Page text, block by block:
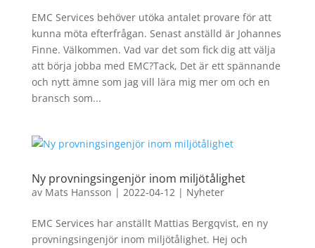
EMC Services behöver utöka antalet provare för att
kunna möta efterfrågan. Senast anställd är Johannes
Finne. Välkommen. Vad var det som fick dig att välja
att börja jobba med EMC?Tack, Det är ett spännande
och nytt ämne som jag vill lära mig mer om och en
bransch som...
Ny provningsingenjör inom miljötålighet
av Mats Hansson | 2022-04-12| Nyheter
EMC Services har anställt Mattias Bergqvist, en ny
provningsingenjör inom miljötålighet. Hej och